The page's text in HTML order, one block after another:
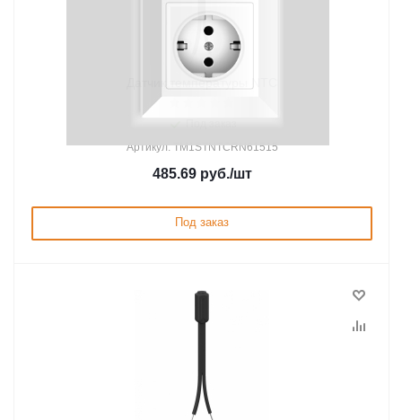
Датчик температуры NTC
Артикул: TM1STNTCRN61515
485.69руб./шт
Под заказ